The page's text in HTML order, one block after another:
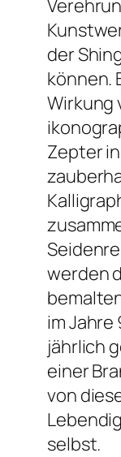
der
können.
Wirkung
Zepter
werden
im
jährlich
einer
von
selbst.